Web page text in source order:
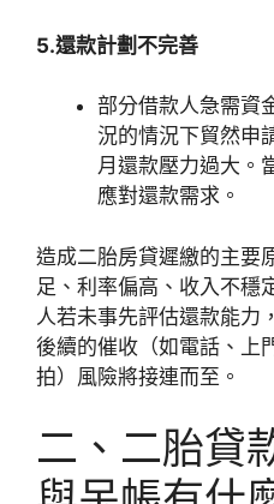
5.還款計劃不完善
部分借款人急需資
況的情況下貿然申
月還款壓力過大。
應對還款需求。
造成二胎房貸遲繳的主要
足、利率偏高、收入不穩
人若未事先評估還款能力
後續的催收（如電話、上
拍）風險將接連而至。
二、二胎貸